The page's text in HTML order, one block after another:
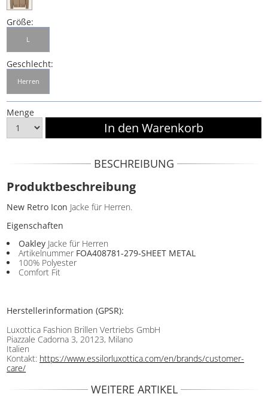
Größe:
L
Geschlecht:
Herren
Menge
BESCHREIBUNG
Produktbeschreibung
New Retro Icon Jacke für Herren.
Eigenschaften
Oakley Jacke für Herren
Artikelnummer FOA408781-279-SHEET METAL
100% Polyester
Comfort Fit
Herstellerinformation (GPSR):
Luxottica Fashion Brillen Vertriebs GmbH
Piazzale Cadorna 3, 20123, Milano
Italien
Kontakt: https://www.essilorluxottica.com/en/brands/customer-
care/
WEITERE ARTIKEL